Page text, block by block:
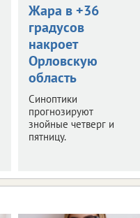
Жара в +36
градусов
накроет
Орловскую
область
Синоптики
прогнозируют
знойные четверг и
пятницу.